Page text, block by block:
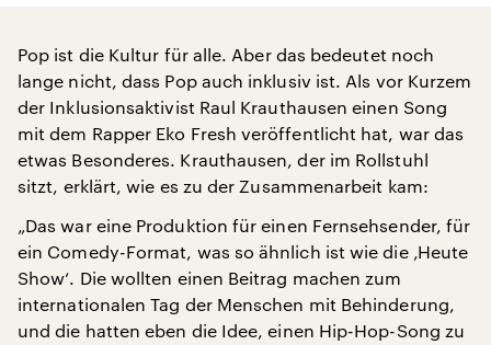
Pop ist die Kultur für alle. Aber das bedeutet noch
lange nicht, dass Pop auch inklusiv ist. Als vor Kurzem
der Inklusionsaktivist Raul Krauthausen einen Song
mit dem Rapper Eko Fresh veröffentlicht hat, war das
etwas Besonderes. Krauthausen, der im Rollstuhl
sitzt, erklärt, wie es zu der Zusammenarbeit kam:
„Das war eine Produktion für einen Fernsehsender, für
ein Comedy-Format, was so ähnlich ist wie die ‚Heute
Show‘. Die wollten einen Beitrag machen zum
internationalen Tag der Menschen mit Behinderung,
und die hatten eben die Idee, einen Hip-Hop-Song zu